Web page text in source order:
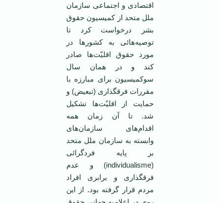
اقتصادی و اجتماعی سازمان
ملل متحد از کمیسیون حقوق
بشر درخواست کرد تا
توصیه‌هائی به کشورها در
مورد حقوق اقلیّت‌ها صادر
کند و در همان سال
سوکمیسیون برای مبارزه با
مقررات فرقگذاری (تبعیض) و
حمایت از اقلیّت‌ها تشکیل
شد. تا آن زمان همه
اقدام‌های سازمان‌های
وابسته به سازمان ملل متحد
بر پایه فردگرائی
(individualisme) و عدم
فرقگذاری و برابری افراد
مردم قرار گرفته بود. از این